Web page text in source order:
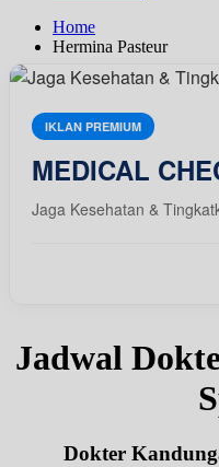
Home
Hermina Pasteur
IKLAN PREMIUM
MEDICAL
Jaga Kesehatan &
Jadwal
Dokter